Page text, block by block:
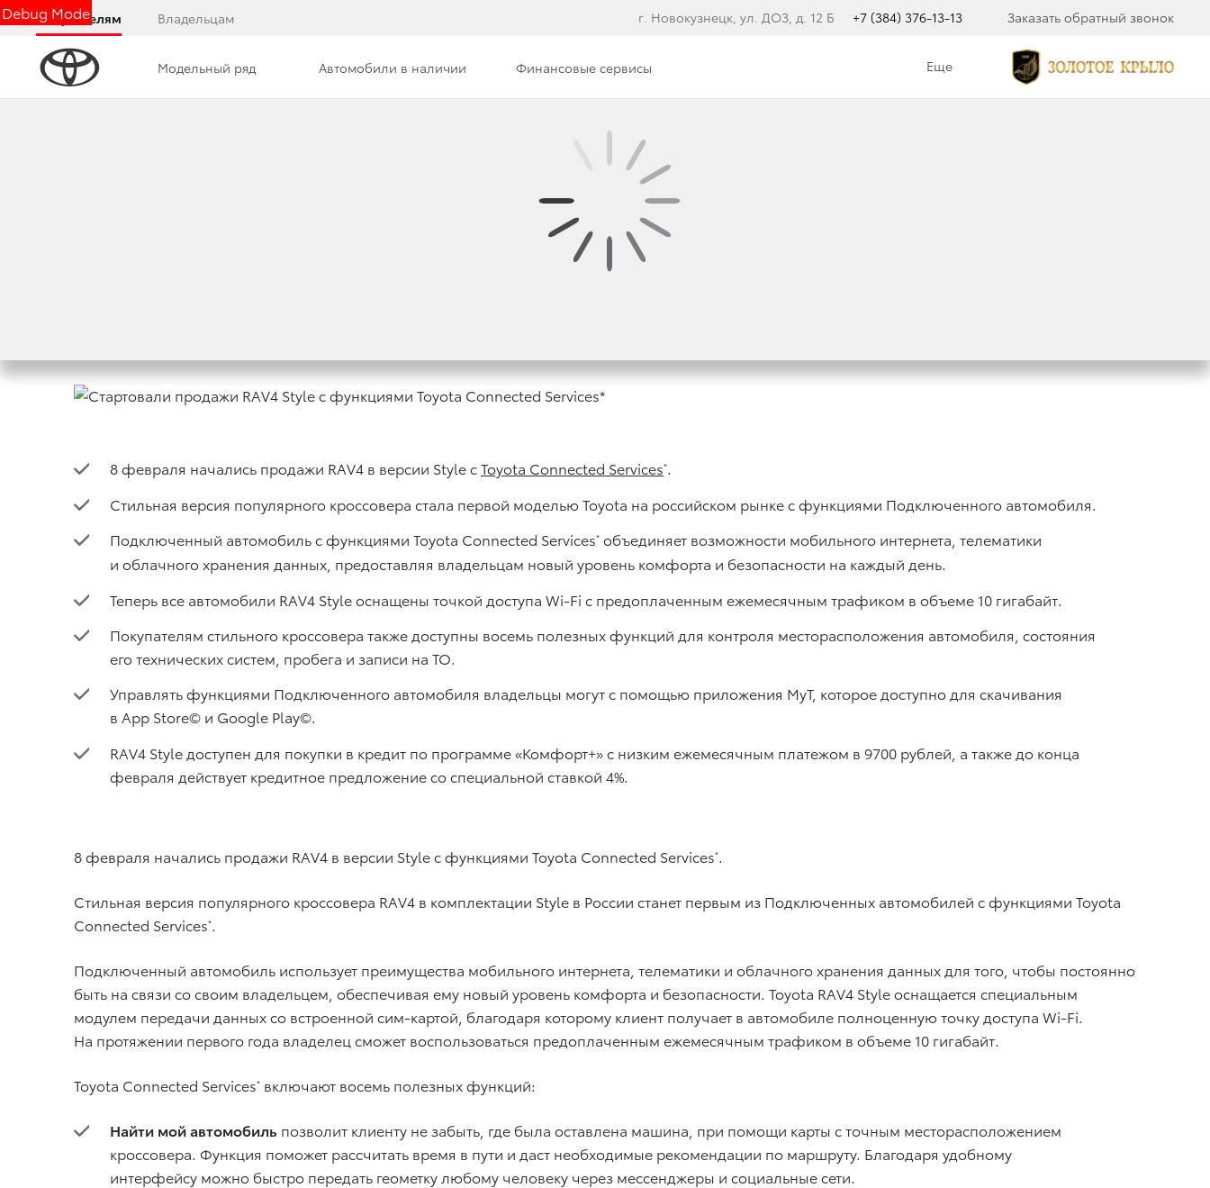
Debug Mode
Покупателям Владельцам г. Новокузнецк, ул. ДОЗ, д. 12 Б +7 (384) 376-13-13 Заказать обратный звонок
Модельный ряд Автомобили в наличии Финансовые сервисы Еще
СТАРТОВАЛИ ПРОДАЖИ RAV4 STYLE С ФУНКЦИЯМИ
TOYOTA CONNECTED SERVICES*
8 февраля начались продажи RAV4 в версии Style сToyota Connected Services*.
Стильная версия популярного кроссовера стала первой моделью Toyota на российском рынке с функциями Подключенного автомобиля.
Подключенный автомобиль с функциями Toyota Connected Services* объединяет возможности мобильного интернета, телематики
и облачного хранения данных, предоставляя владельцам новый уровень комфорта и безопасности на каждый день.
Теперь все автомобили RAV4 Style оснащены точкой доступа Wi-Fi с предоплаченным ежемесячным трафиком в объеме 10 гигабайт.
Покупателям стильного кроссовера также доступны восемь полезных функций для контроля месторасположения автомобиля, состояния
его технических систем, пробега и записи на ТО.
Управлять функциями Подключенного автомобиля владельцы могут с помощью приложения MyT, которое доступно для скачивания
в App Store© и Google Play©.
RAV4 Style доступен для покупки в кредит по программе «Комфорт+» с низким ежемесячным платежом в 9700 рублей, а также до конца
февраля действует кредитное предложение со специальной ставкой 4%.
8 февраля начались продажи RAV4 в версии Style с функциями Toyota Connected Services*.
Стильная версия популярного кроссовера RAV4 в комплектации Style в России станет первым из Подключенных автомобилей с функциями Toyota
Connected Services*.
Подключенный автомобиль использует преимущества мобильного интернета, телематики и облачного хранения данных для того, чтобы постоянно
быть на связи со своим владельцем, обеспечивая ему новый уровень комфорта и безопасности. Toyota RAV4 Style оснащается специальным
модулем передачи данных со встроенной сим-картой, благодаря которому клиент получает в автомобиле полноценную точку доступа Wi-Fi.
На протяжении первого года владелец сможет воспользоваться предоплаченным ежемесячным трафиком в объеме 10 гигабайт.
Toyota Connected Services* включают восемь полезных функций:
Найти мой автомобиль позволит клиенту не забыть, где была оставлена машина, при помощи карты с точным месторасположением
кроссовера. Функция поможет рассчитать время в пути и даст необходимые рекомендации по маршруту. Благодаря удобному
интерфейсу можно быстро передать геометку любому человеку через мессенджеры и социальные сети.